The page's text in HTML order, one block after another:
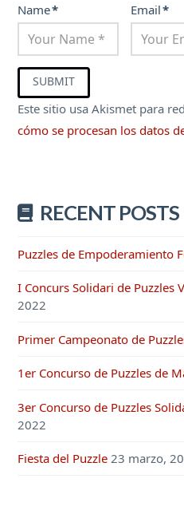
Name* Email*
Este sitio usa Akismet para
cómo se procesan los datos
RECENT POSTS
Puzzles de Empoderamiento
I Concurs Solidari de Puzzles
2022
Primer Campeonato de
1er Concurso de Puzzles de
3er Concurso de Puzzles
2022
Fiesta del Puzzle 23 marzo,